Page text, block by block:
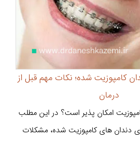
کامپوزیت شده؛ نکات مهم قبل از
درمان
امکان پذیر است؟ در این مطلب
دندان های کامپوزیت شده، مشکلات